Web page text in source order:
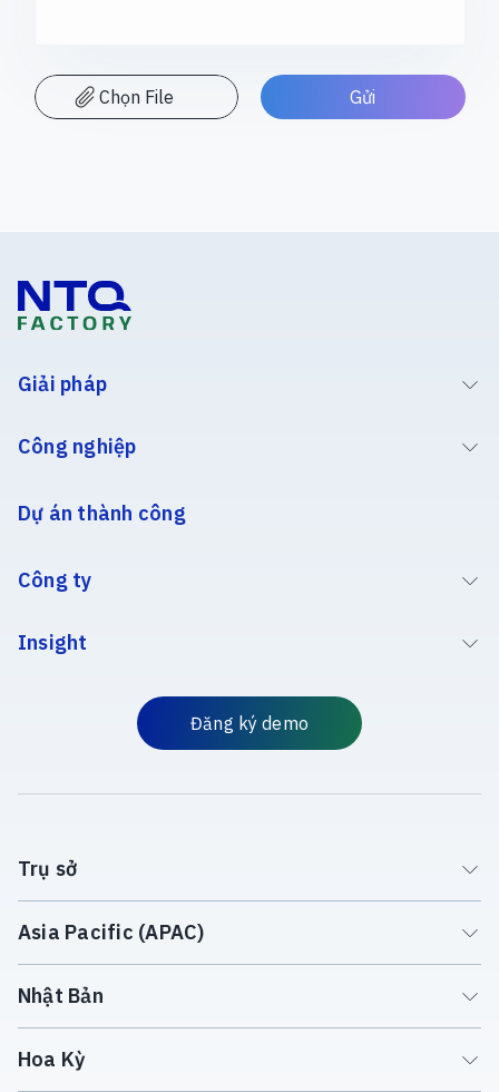
Chọn File
Giải pháp
Công nghiệp
Dự án thành công
Công ty
Insight
Đăng ký demo
Trụ sở
Asia Pacific (APAC)
Nhật Bản
Hoa Kỳ